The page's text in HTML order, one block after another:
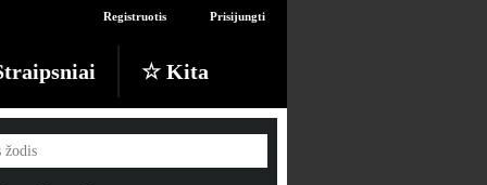
Prisijungti
Registruotis
☆ Kita